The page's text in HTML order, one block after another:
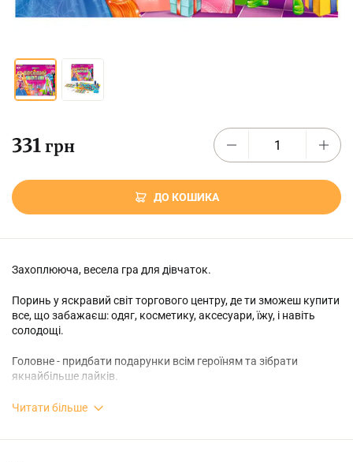
331 грн
ДО КОШИКА
Захоплююча, весела гра для дівчаток.
Поринь у яскравий світ торгового центру, де ти зможеш купити
все, що забажаєш: одяг, косметику, аксесуари, їжу, і навіть
солодощі.
Головне - придбати подарунки всім героїням та зібрати
якнайбільше лайків.
Але будь обережнішою: захопившись грою можна витратити
Читати більше